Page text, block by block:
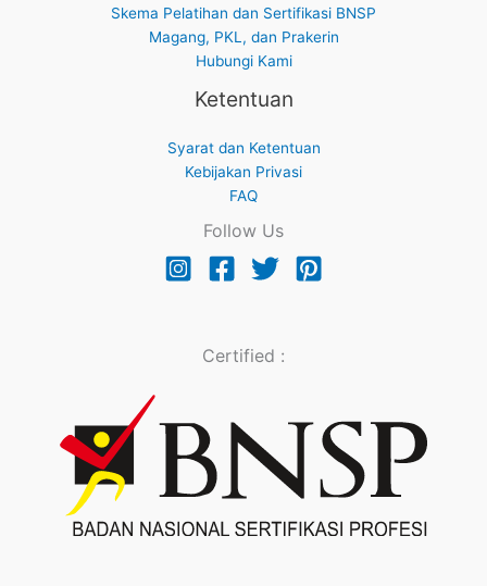
Skema Pelatihan dan Sertifikasi BNSP
Magang, PKL, dan Prakerin
Hubungi Kami
Ketentuan
Syarat dan Ketentuan
Kebijakan Privasi
FAQ
Follow Us
Certified :